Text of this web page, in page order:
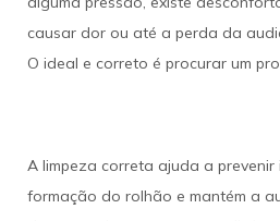
causar dor ou até a perda da
O ideal e correto é procurar um
A limpeza correta ajuda a prevenir
formação do rolhão e mantém a